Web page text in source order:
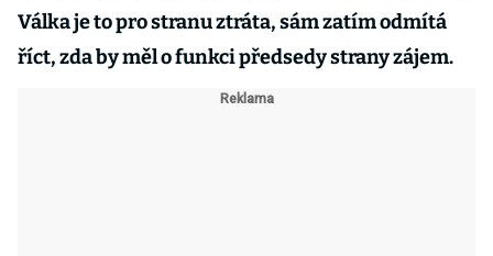
Válka je to pro stranu ztráta, sám zatím odmítá
říct, zda by měl o funkci předsedy strany zájem.